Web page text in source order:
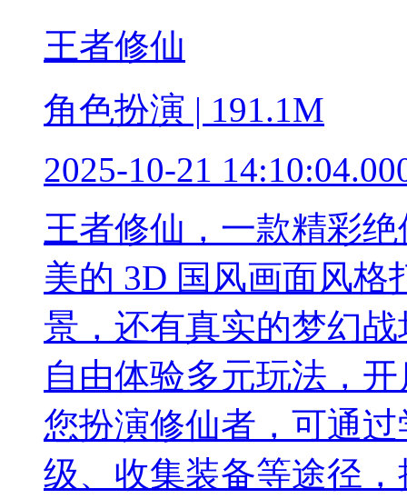
王者修仙
角色扮演 | 191.1M
2025-10-21
王者修仙，一款精彩
美的 3D 国风画面风
景，还有真实的梦幻
自由体验多元玩法，
您扮演修仙者，可通
级、收集装备等途径